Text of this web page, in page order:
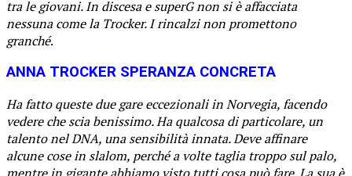
tra le giovani. In discesa e superG non si è affacciata
nessuna come la Trocker. I rincalzi non promettono
granché.
ANNA TROCKER SPERANZA CONCRETA
Ha fatto queste due gare eccezionali in Norvegia, facendo
vedere che scia benissimo. Ha qualcosa di particolare, un
talento nel DNA, una sensibilità innata. Deve affinare
alcune cose in slalom, perché a volte taglia troppo sul palo,